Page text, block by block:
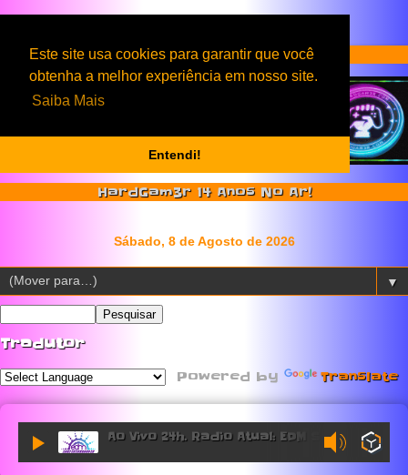
Este site usa cookies para garantir que você
obtenha a melhor experiência em nosso site.
Saiba Mais
Entendi!
Serviços & Produtos HardGam3r
HardGam3r 14 Anos No Ar!
▼
Tradutor
Powered by Translate
Ao Vivo 24h. Radio Atual: EDM Sessions.